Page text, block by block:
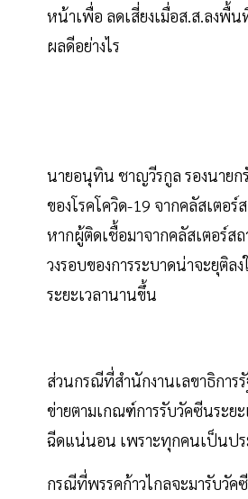
หน้าเพื่อ ลดเสี่ยงเมื่อส.ส.ลงพื้
ผลดีอย่างไร
นายอนุทิน ชาญวีรกูล รองนายก
ของโรคโควิด-19 จากคลัสเตอ
หากผู้ติดเชื้อมาจากคลัสเตอร์ส
วงรอบของการระบาดน่าจะยุติ
ระยะเวลานานขึ้น
ส่วนกรณีที่สำนักงานเลขาธิการ
ข่ายตามเกณฑ์การรับวัคซีนระย
ฉีดแน่นอน เพราะทุกคนเป็นป
กรณีที่พรรคก้าวไกลจะมารับวั